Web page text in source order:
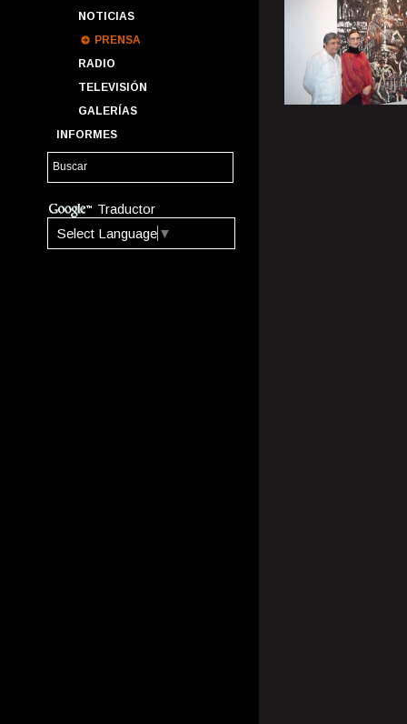
NOTICIAS
PRENSA
RADIO
TELEVISIÓN
GALERÍAS
INFORMES
Traductor
Select Language ▼